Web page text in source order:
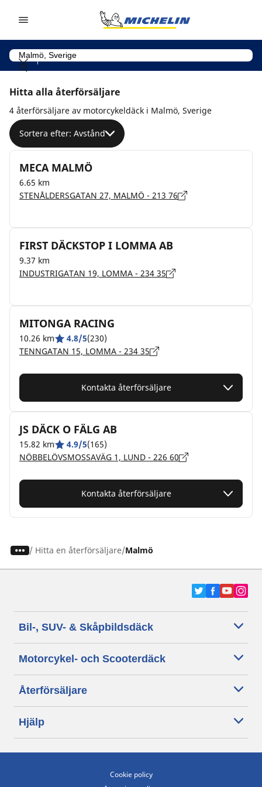
Hitta alla återförsäljare
4 återförsäljare av motorcykeldäck i Malmö, Sverige
Sortera efter: Avstånd
MECA MALMÖ
6.65 km
STENÅLDERSGATAN 27, MALMÖ - 213 76
FIRST DÄCKSTOP I LOMMA AB
9.37 km
INDUSTRIGATAN 19, LOMMA - 234 35
MITONGA RACING
10.26 km 4.8/5(230)
TENNGATAN 15, LOMMA - 234 35
Kontakta återförsäljare
JS DÄCK O FÄLG AB
15.82 km 4.9/5(165)
NÖBBELÖVSMOSSAVÄG 1, LUND - 226 60
Kontakta återförsäljare
/ Hitta en återförsäljare Malmö
Bil-, SUV- & Skåpbildsdäck
Motorcykel- och Scooterdäck
Återförsäljare
Hjälp
Cookie policy